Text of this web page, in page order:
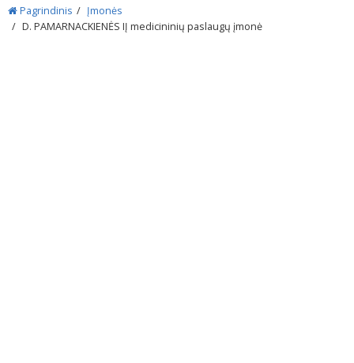
Pagrindinis
Įmonės
D. PAMARNACKIENĖS IĮ medicininių paslaugų įmonė